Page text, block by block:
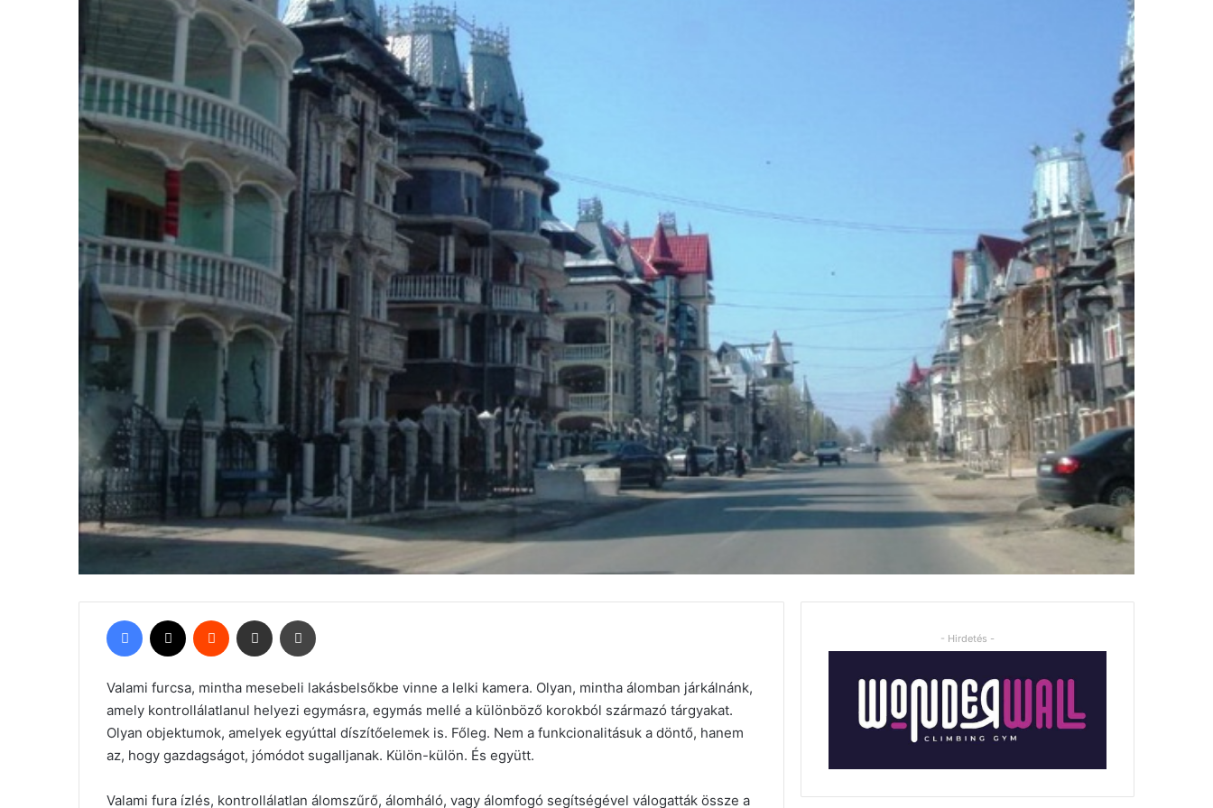
Facebook Reddit Megosztás email-ben
Valami furcsa, mintha mesebeli lakásbelsőkbe vinne a lelki kamera. Olyan, mintha álomban járkálnánk,
amely kontrollálatlanul helyezi egymásra, egymás mellé a különböző korokból származó tárgyakat.
Olyan objektumok, amelyek egyúttal díszítőelemek is. Főleg. Nem a funkcionalitásuk a döntő, hanem
az, hogy gazdagságot, jómódot sugalljanak. Külön-külön. És együtt.
Valami fura ízlés, kontrollálatlan álomszűrő, álomháló, vagy álomfogó segítségével válogatták össze a
- Hirdetés -